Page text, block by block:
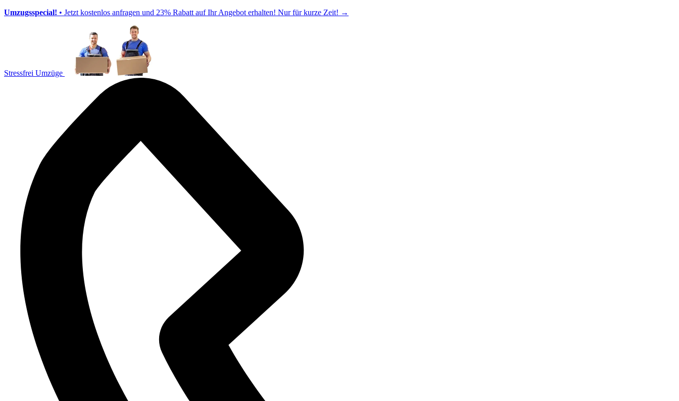
Umzugsspecial! • Jetzt kostenlos anfragen und 23% Rabatt auf Ihr Angebot erhalten! Nur für kurze Zeit! →
Stressfrei Umzüge